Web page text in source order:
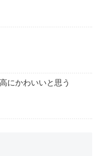
にかわいいと思う